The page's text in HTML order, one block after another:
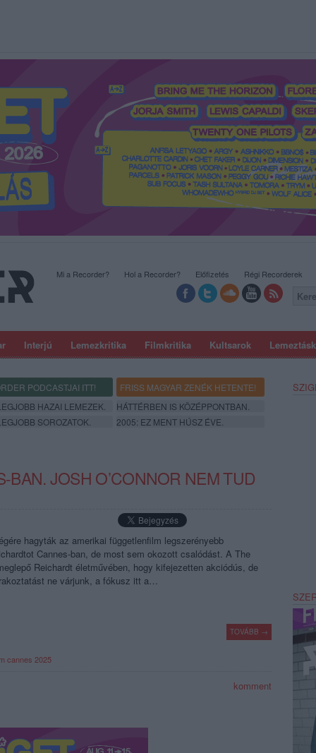
Interjú Lemezkritika Filmkritika Kultsarok
Mi a Recorder? Hol a Recorder? Előfizetés Régi Recorderek
PODCASTJAI ITT!
FRISS MAGYAR ZENÉK HETENTE!
HAZAI LEMEZEK.
HÁTTÉRBEN IS KÖZÉPPONTBAN.
SOROZATOK. 2005: EZ MENT HÚSZ ÉVE.
JOSH O’CONNOR NEM TUD
hagyták az amerikai függetlenfilm legszerényebb
Cannes-ban, de most sem okozott csalódást. A The
Reichardt életművében, hogy kifejezetten akciódús, de
ne várjunk, a fókusz itt a…
TOVÁBB →
cannes 2025
komment